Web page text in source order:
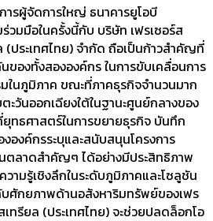
ารผู้จัดการใหญ่ ธนาคารยูโอบี
ร่วมมือในครั้งนี้กับ บริษัท เฟรเซอร์ส
ประเทศไทย) จำกัด ถือเป็นก้าวสำคัญที่
ของทั้งสององค์กร ในการขับเคลื่อนการ
ในภูมิภาค ขณะที่ภาคธุรกิจจำนวนมาก
วันออกเฉียงใต้ในฐานะศูนย์กลางของ
ทธศาสตร์ในการขยายธุรกิจ บันทึก
งองค์กรระบุและสนับสนุนโครงการ
ตลาดสำคัญๆ ได้อย่างมีประสิทธิภาพ
วามรู้เชิงลึกในระดับภูมิภาคและโซลูชัน
บศักยภาพด้านอสังหาริมทรัพย์ของเฟร
ทรียล (ประเทศไทย) จะช่วยปลดล็อกโอ